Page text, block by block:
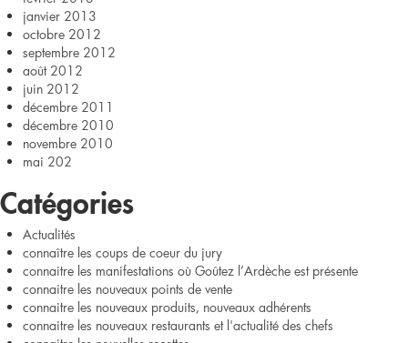
janvier 2013
octobre 2012
septembre 2012
août 2012
juin 2012
décembre 2011
décembre 2010
novembre 2010
mai 202
Catégories
Actualités
connaître les coups de coeur du jury
connaitre les manifestations où Goûtez l’Ardèche est présente
connaitre les nouveaux points de vente
connaitre les nouveaux produits, nouveaux adhérents
connaitre les nouveaux restaurants et l'actualité des chefs